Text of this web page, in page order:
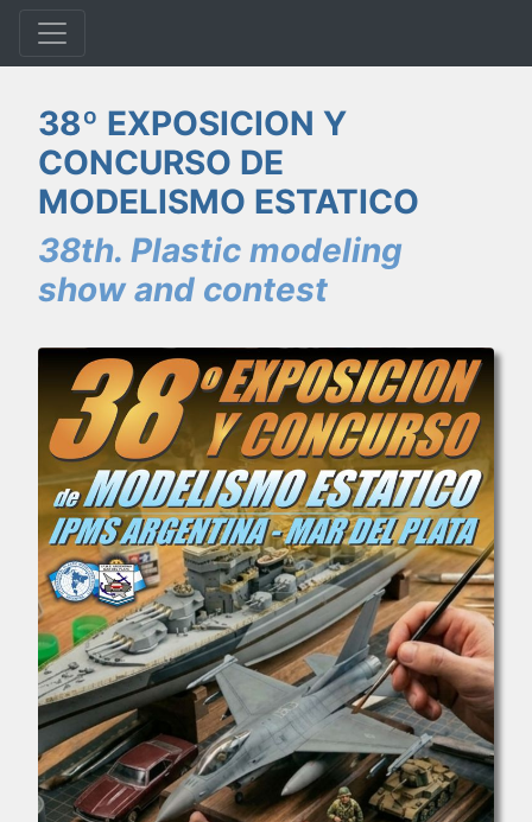
38º EXPOSICION Y
CONCURSO DE
MODELISMO ESTATICO
38th. Plastic modeling
show and contest